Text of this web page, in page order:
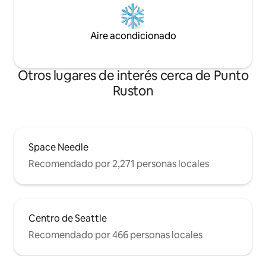
Aire acondicionado
Otros lugares de interés cerca de Punto
Ruston
Space Needle
Recomendado por 2,271 personas locales
Centro de Seattle
Recomendado por 466 personas locales